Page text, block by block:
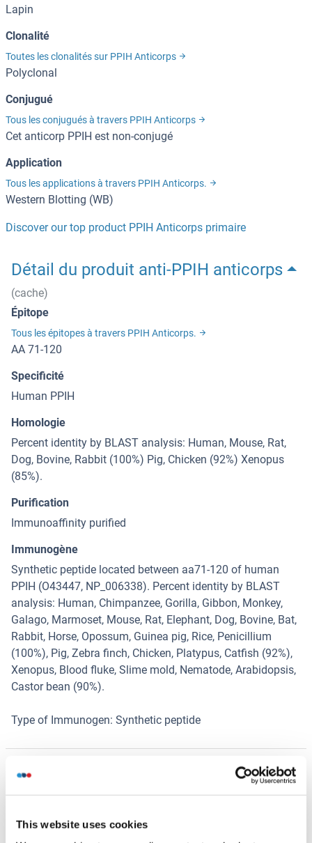
This website uses cookies
Lapin
Clonalité
Toutes les clonalités sur PPIH Anticorps
Polyclonal
Conjugué
Tous les conjugués à travers PPIH Anticorps
Cet anticorp PPIH est non-conjugé
Application
Tous les applications à travers PPIH Anticorps.
Western Blotting (WB)
Discover our top product PPIH Anticorps primaire
Détail du produit anti-PPIH anticorps
(cache)
Épitope
Tous les épitopes à travers PPIH Anticorps.
AA 71-120
Specificité
Human PPIH
Homologie
Percent identity by BLAST analysis: Human, Mouse, Rat,
Dog, Bovine, Rabbit (100%) Pig, Chicken (92%) Xenopus
(85%).
Purification
Immunoaffinity purified
Immunogène
Synthetic peptide located between aa71-120 of human
PPIH (O43447, NP_006338). Percent identity by BLAST
analysis: Human, Chimpanzee, Gorilla, Gibbon, Monkey,
Galago, Marmoset, Mouse, Rat, Elephant, Dog, Bovine, Bat,
Rabbit, Horse, Opossum, Guinea pig, Rice, Penicillium
(100%), Pig, Zebra finch, Chicken, Platypus, Catfish (92%),
Xenopus, Blood fluke, Slime mold, Nematode, Arabidopsis,
Castor bean (90%).
Type of Immunogen: Synthetic peptide
Alternatives
Information d'application